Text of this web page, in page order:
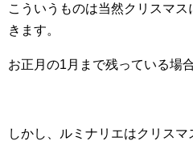
こういうものは当然クリスマ
きます。
お正月の1月まで残っている場
しかし、ルミナリエはクリスマ